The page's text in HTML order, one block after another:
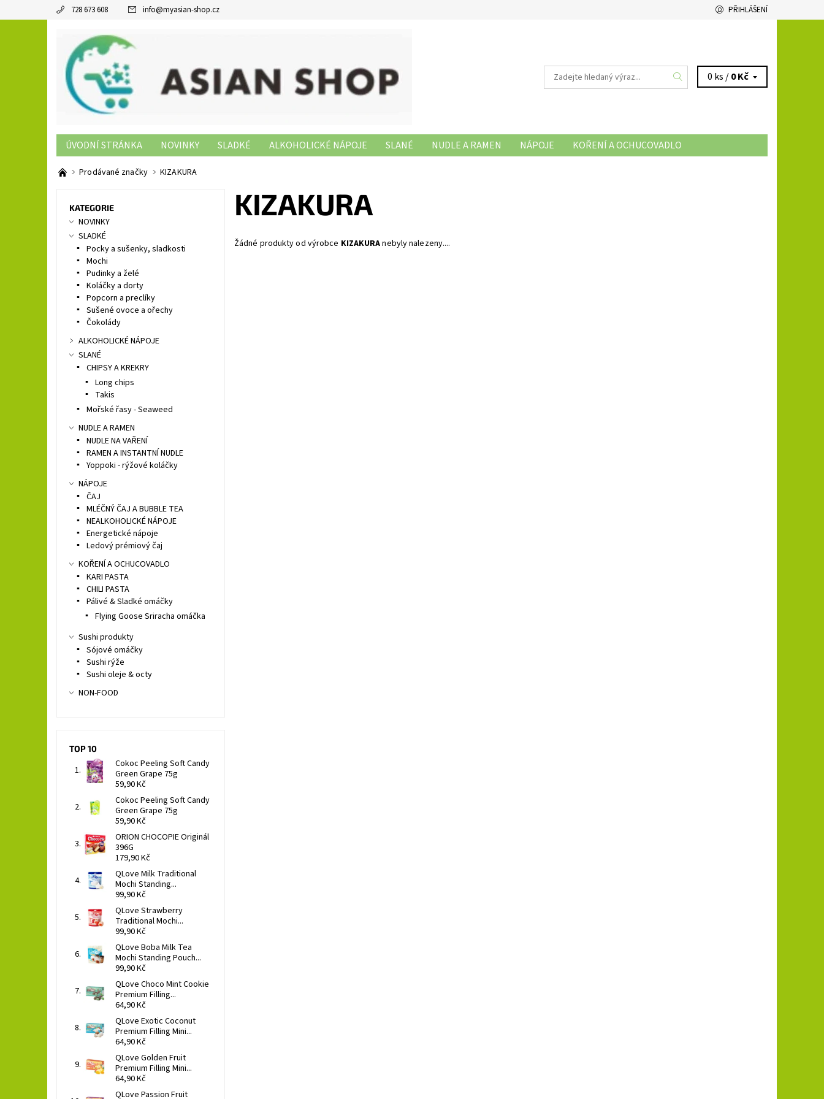
728 673 608 info@myasian-shop.cz PŘIHLÁŠENÍ
0 ks /0 Kč
ÚVODNÍ STRÁNKA NOVINKY SLADKÉ ALKOHOLICKÉ NÁPOJE SLANÉ NUDLE A RAMEN NÁPOJE
KOŘENÍ A OCHUCOVADLO
SUSHI PRODUKTY
NON-FOOD
Prodávané značky KIZAKURA
KIZAKURA
Žádné produkty od výrobce KIZAKURAnebyly nalezeny....
KATEGORIE
NOVINKY
SLADKÉ
Pocky a sušenky, sladkosti
Mochi
Pudinky a želé
Koláčky a dorty
Popcorn a preclíky
Sušené ovoce a ořechy
Čokolády
ALKOHOLICKÉ NÁPOJE
SLANÉ
CHIPSY A KREKRY
Long chips
Takis
Mořské řasy - Seaweed
NUDLE A RAMEN
NUDLE NA VAŘENÍ
RAMEN A INSTANTNÍ NUDLE
Yoppoki - rýžové koláčky
NÁPOJE
ČAJ
MLÉČNÝ ČAJ A BUBBLE TEA
NEALKOHOLICKÉ NÁPOJE
Energetické nápoje
Ledový prémiový čaj
KOŘENÍ A OCHUCOVADLO
KARI PASTA
CHILI PASTA
Pálivé & Sladké omáčky
Flying Goose Sriracha omáčka
Sushi produkty
Sójové omáčky
Sushi rýže
Sushi oleje & octy
NON-FOOD
TOP 10
Cokoc Peeling Soft Candy
Green Grape 75g
59,90 Kč
Cokoc Peeling Soft Candy
Green Grape 75g
59,90 Kč
ORION CHOCOPIE Originál
396G
179,90 Kč
QLove Milk Traditional
Mochi Standing...
99,90 Kč
QLove Strawberry
Traditional Mochi...
99,90 Kč
QLove Boba Milk Tea
Mochi Standing Pouch...
99,90 Kč
QLove Choco Mint Cookie
Premium Filling...
64,90 Kč
QLove Exotic Coconut
Premium Filling Mini...
64,90 Kč
QLove Golden Fruit
Premium Filling Mini...
64,90 Kč
QLove Passion Fruit